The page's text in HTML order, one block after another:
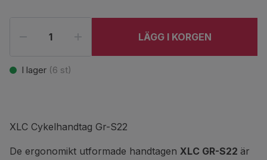
LÄGG I KORGEN
I lager (6 st)
XLC Cykelhandtag Gr-S22
De ergonomikt utformade handtagen XLC GR-S22 är